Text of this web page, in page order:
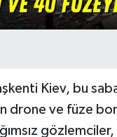
Kiev, bu
drone ve füze
gözlemciler,